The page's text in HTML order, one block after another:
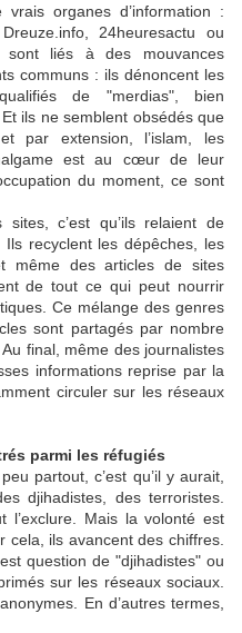
organes d’information :
24heuresactu ou
sont liés à des mouvances
communs : ils dénoncent les
de "merdias", bien
ils ne semblent obsédés que
par extension, l’islam, les
est au cœur de leur
du moment, ce sont
c’est qu’ils relaient de
recyclent les dépêches, les
même des articles de sites
de tout ce qui peut nourrir
Ce mélange des genres
sont partagés par nombre
final, même des journalistes
informations reprise par la
circuler sur les réseaux
parmi les réfugiés
partout, c’est qu’il y aurait,
djihadistes, des terroristes.
l’exclure. Mais la volonté est
cela, ils avancent des chiffres.
question de "djihadistes" ou
sur les réseaux sociaux.
En d’autres termes,